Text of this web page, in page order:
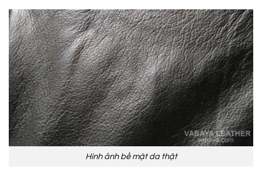
Hình ảnh bề mặt da thật